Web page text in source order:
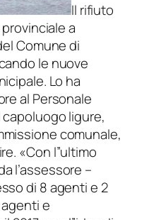
Il rifiuto
a
Comune di
le nuove
Lo ha
al Personale
ligure,
comunale,
«Con l”ultimo
l’assessore –
di 8 agenti e 2
e